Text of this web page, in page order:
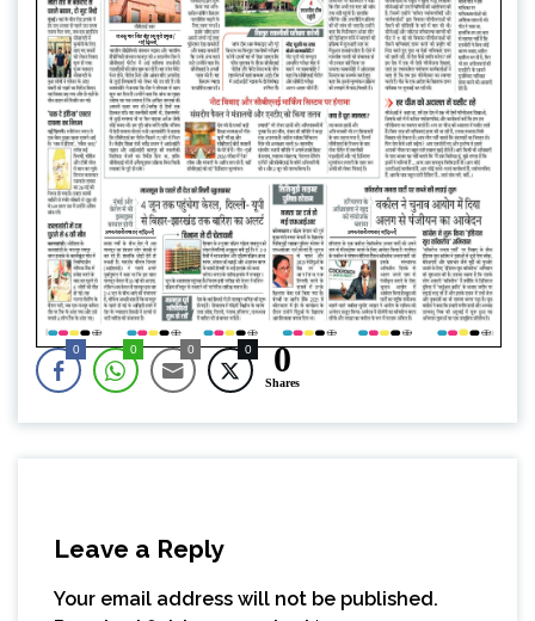
0 0 0 0 0
Shares
Leave a Reply
Your email address will not be published.